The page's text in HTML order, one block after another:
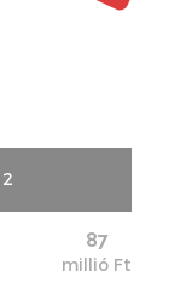
2
87
millió Ft